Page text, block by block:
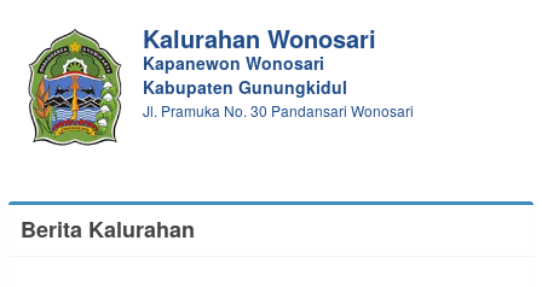
Kalurahan Wonosari
Kapanewon Wonosari
Kabupaten Gunungkidul
Jl. Pramuka No. 30 Pandansari Wonosari
Berita Kalurahan